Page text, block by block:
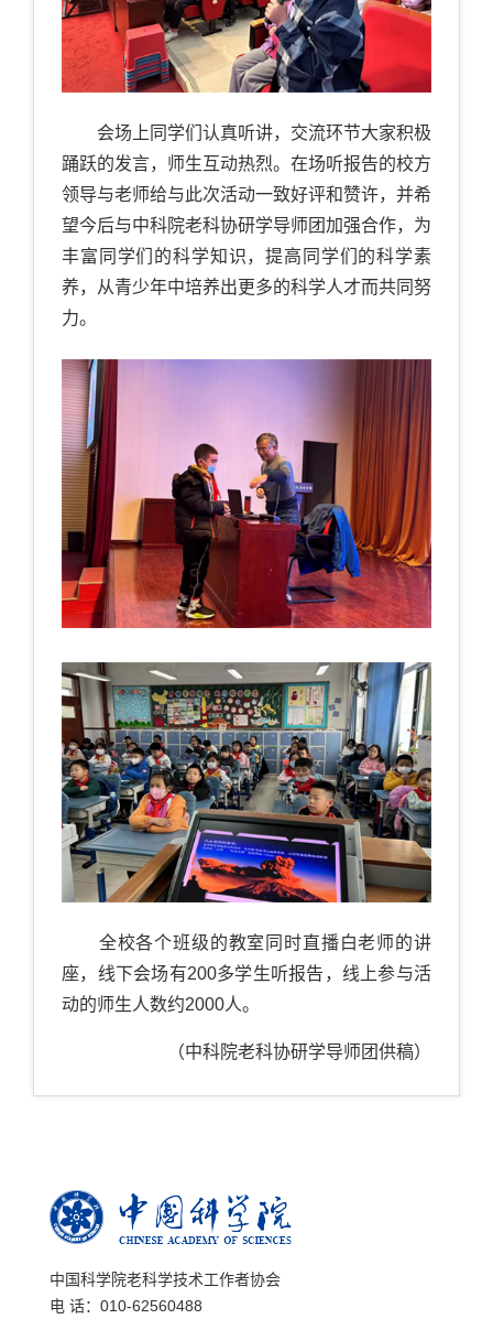
会场上同学们认真听讲，交流环节大家积极
踊跃的发言，师生互动热烈。在场听报告的校方
领导与老师给与此次活动一致好评和赞许，并希
望今后与中科院老科协研学导师团加强合作，为
丰富同学们的科学知识，提高同学们的科学素
养，从青少年中培养出更多的科学人才而共同努
力。
全校各个班级的教室同时直播白老师的讲
座，线下会场有200多学生听报告，线上参与活
动的师生人数约2000人。
（中科院老科协研学导师团供稿）
中国科学院老科学技术工作者协会
电 话：010-62560488